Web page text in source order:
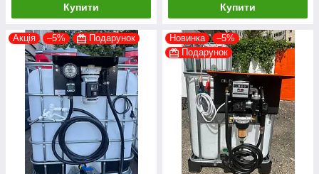
Купити Купити
Акція –5% Подарунок Новинка
–5%
Подарунок